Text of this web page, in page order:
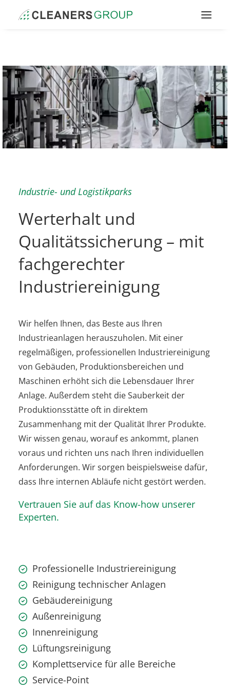
Industrie- und Logistikparks
Werterhalt und
Qualitätssicherung – mit
fachgerechter
Industriereinigung
Wir helfen Ihnen, das Beste aus Ihren
Industrieanlagen herauszuholen. Mit einer
regelmäßigen, professionellen Industriereinigung
von Gebäuden, Produktionsbereichen und
Maschinen erhöht sich die Lebensdauer Ihrer
Anlage. Außerdem steht die Sauberkeit der
Produktionsstätte oft in direktem
Zusammenhang mit der Qualität Ihrer Produkte.
Wir wissen genau, worauf es ankommt, planen
voraus und richten uns nach Ihren individuellen
Anforderungen. Wir sorgen beispielsweise dafür,
dass Ihre internen Abläufe nicht gestört werden.
Vertrauen Sie auf das Know-how unserer
Experten.
Professionelle Industriereinigung
Reinigung technischer Anlagen
Gebäudereinigung
Außenreinigung
Innenreinigung
Lüftungsreinigung
Komplettservice für alle Bereiche
Service-Point